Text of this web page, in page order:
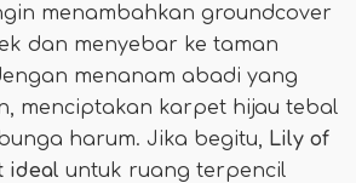
menambahkan groundcover
dan menyebar ke taman
menanam abadi yang
menciptakan karpet hijau tebal
harum. Jika begitu,
Lily of
ideal untuk ruang terpencil